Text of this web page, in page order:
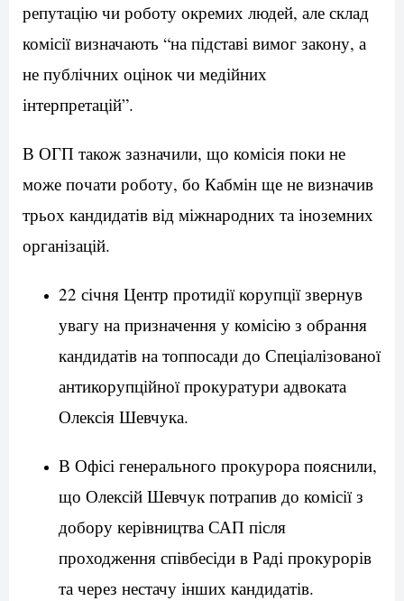
репутацію чи роботу окремих людей, але склад
комісії визначають “на підставі вимог закону, а
не публічних оцінок чи медійних
інтерпретацій”.
В ОГП також зазначили, що комісія поки не
може почати роботу, бо Кабмін ще не визначив
трьох кандидатів від міжнародних та іноземних
організацій.
22 січня Центр протидії корупції звернув
увагу на призначення у комісію з обрання
кандидатів на топпосади до Спеціалізованої
антикорупційної прокуратури адвоката
Олексія Шевчука.
В Офісі генерального прокурора пояснили,
що Олексій Шевчук потрапив до комісії з
добору керівництва САП після
проходження співбесіди в Раді прокурорів
та через нестачу інших кандидатів.